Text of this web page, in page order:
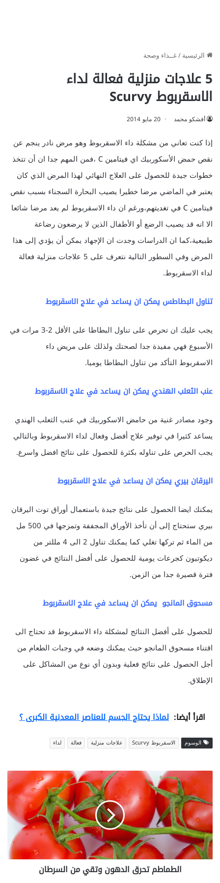
الرئيسية/غــذاء وصحة
5 علاجات منزلية فعالة لداء
الاسقربوط Scurvy
أفشكو محمد 20 مايو 2014
إذا كنت تعاني من مشكلة داء الاسقربوط وهو مرض نادر ينجم عن
نقص حمض الأسكوربيك اي فيتامين C
،فمن المهم جدا ان أن تتخذ
خطوات جيدة للحصول على العلاج النهائي لهذا المرض الذي كان
يعتبر في الماضي مرضا خطيرا يصيب البحارة السجناء بسبب نقص
فيتامين C في تغديتهم
،ورغم ان داء الاسقربوط لم يعد مرضا شائعا
الا انه قد يصيب الرضع أو الأطفال الذين لا يرضعون رضاعة
طبيعية،كما ان الدراسات وجدت ان الإجهاد يمكن أن يؤدي إلى هذا
المرض وفي السطور التالية نتعرف على 5 علاجات منزلية فعالة
لداء الاسقربوط.
تناول البطاطس يمكن ان يساعد في علاج الاسقربوط
يجب عليك ان تحرص على تناول البطاطا على الأقل 2-3 مرات في
الأسبوع فهي مفيدة جدا لصحتك ولذلك على مريض داء
الاسقربوط التأكد من تناول البطاطا يوميا.
عنب الثعلب الهندي يمكن ان يساعد في علاج الاسقربوط
وجود مصادر غنية من حامض الاسكوربيك في عنب الثعلب الهندي
يساعد كثيرا في توفير علاج أفضل وفعال لداء الاسقربوط وبالتالي
يجب الحرص على تناوله بكثرة للحصول على نتائج افضل واسرع.
اليرقان بيري يمكن ان يساعد في علاج الاسقربوط
يمكنك ايضا الحصول على نتائج جيدة باستعمال أوراق توت اليرقان
بيري ستحتاج إلى أن تأخذ الأوراق المجففة وتمزجها في 500 مل
من الماء ثم تركها تغلي كما يمكنك تناول 2 الى 4 مللتر من
ديكوتيون كجرعات يومية للحصول على أفضل النتائج في غضون
فترة قصيرة جدا من الزمن.
مسحوق المانجو يمكن ان يساعد في علاج الاسقربوط
للحصول على أفضل النتائج لمشكلة داء الاسقربوط قد تحتاج الى
اقتناء مسحوق المانجو حيث يمكنك وضعه في وجبات الطعام من
أجل الحصول على نتائج فعلية وبدون أي نوع من المشاكل على
الإطلاق.
اقرأ أيضا: لماذا يحتاج الجسم للعناصر المعدنية الكبرى ؟
الوسوم الاسقربوط Scurvy علاجات منزلية فعالة لداء
ا
م
ا
ط
م
ت
ح
الطماطم تحرق الدهون وتقي من السرطان